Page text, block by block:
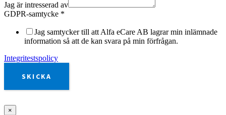
Jag är intresserad av
GDPR-samtycke *
Jag samtycker till att Alfa eCare AB lagrar min inlämnade
information så att de kan svara på min förfrågan.
Integritestspolicy
SKICKA
×